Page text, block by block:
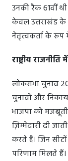
उनकी रैंक 61वीं
केवल उत्तराखंड के
नेतृत्वकर्ता के रूप
राष्ट्रीय
लोकसभा चुनाव
चुनावों और
भाजपा को मजबूती
ज़िम्मेदारी दी
करते हैं। जिन
परिणाम मिलते हैं।